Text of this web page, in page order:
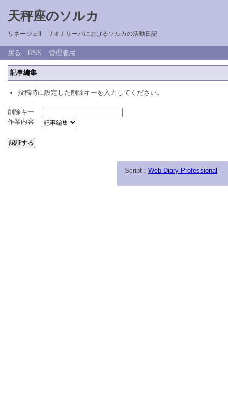
天秤座のソルカ
リネージュII リオナサーバにおけるソルカの活動日記
戻る RSS 管理者用
記事編集
投稿時に設定した削除キーを入力してください。
削除キー
作業内容
Script : Web Diary Professional